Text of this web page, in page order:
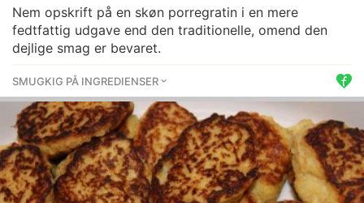
Nem opskrift på en skøn porregratin i en mere
fedtfattig udgave end den traditionelle, omend den
dejlige smag er bevaret.
SMUGKIG PÅ INGREDIENSER